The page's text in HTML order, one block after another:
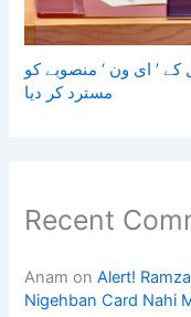
کے ’ ای ون ‘ منصوبے کو
مسترد کر دیا
Recent
Anam onAlert!
Nigehban Card Nahi